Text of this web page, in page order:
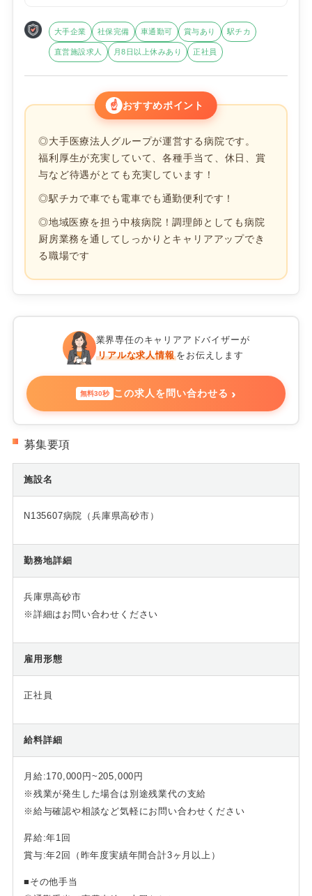
大手企業 社保完備 車通勤可 賞与あり 駅チカ
直営施設求人 月8日以上休みあり 正社員
☝ おすすめポイント
◎大手医療法人グループが運営する病院です。
福利厚生が充実していて、各種手当て、休日、賞
与など待遇がとても充実しています！
◎駅チカで車でも電車でも通勤便利です！
◎地域医療を担う中核病院！調理師としても病院
厨房業務を通してしっかりとキャリアアップでき
る職場です
業界専任のキャリアアドバイザーが
リアルな求人情報 をお伝えします
無料30秒 この求人を問い合わせる ›
募集要項
施設名
N135607病院（兵庫県高砂市）
勤務地詳細
兵庫県高砂市
※詳細はお問い合わせください
雇用形態
正社員
給料詳細
月給:170,000円~205,000円
※残業が発生した場合は別途残業代の支給
※給与確認や相談など気軽にお問い合わせください
昇給:年1回
賞与:年2回（昨年度実績年間合計3ヶ月以上）
■その他手当